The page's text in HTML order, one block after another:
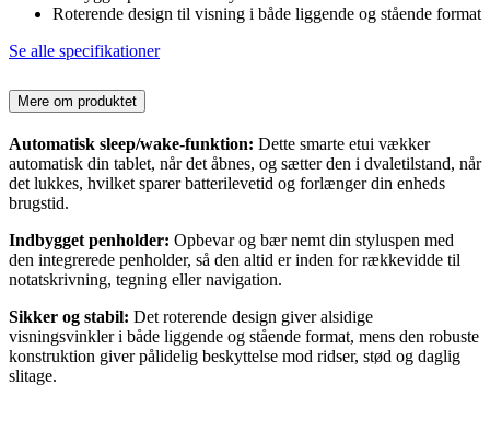
Roterende design til visning i både liggende og stående format
Se alle specifikationer
Mere om produktet
Automatisk sleep/wake-funktion: Dette smarte etui vækker
automatisk din tablet, når det åbnes, og sætter den i dvaletilstand, når
det lukkes, hvilket sparer batterilevetid og forlænger din enheds
brugstid.
Indbygget penholder: Opbevar og bær nemt din styluspen med
den integrerede penholder, så den altid er inden for rækkevidde til
notatskrivning, tegning eller navigation.
Sikker og stabil: Det roterende design giver alsidige
visningsvinkler i både liggende og stående format, mens den robuste
konstruktion giver pålidelig beskyttelse mod ridser, stød og daglig
slitage.